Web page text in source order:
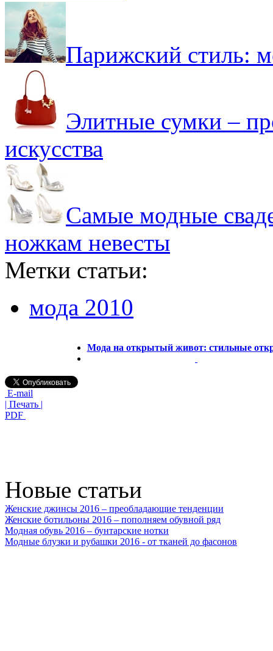
Парижский стиль:
Элитные сумки –
искусства
Самые модные
ножкам невесты
Метки статьи:
мода 2010
Мода на открытый живот: стильные
E-mail
| Печать |
PDF
Новые статьи
Женские джинсы 2016 – преобладающие тенденции
Женские ботильоны 2016 – пополняем обувной ряд
Модная обувь 2016 – бунтарские нотки
Модные блузки и рубашки 2016 - от тканей до фасонов